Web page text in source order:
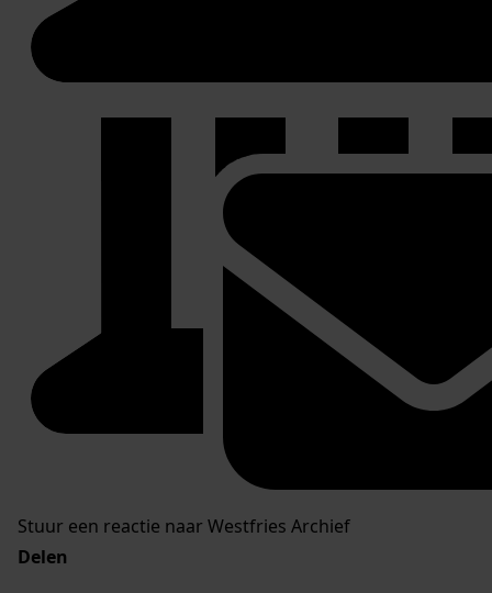
Stuur een reactie naar Westfries Archief
Delen